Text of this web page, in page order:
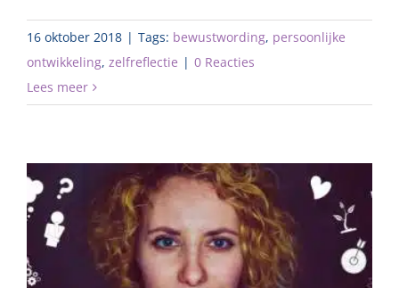
16 oktober 2018 | Tags: bewustwording, persoonlijke
ontwikkeling, zelfreflectie | 0 Reacties
Lees meer